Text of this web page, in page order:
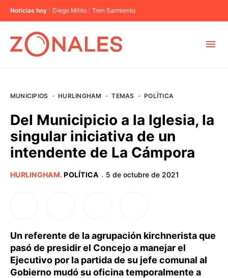
Noticias hoy Diego Milito Tren Sarmiento
BUENOS AIRES
MUNICIPIOS · HURLINGHAM · TEMAS · POLÍTICA
Del Municipicio a la Iglesia, la
singular iniciativa de un
intendente de La Cámpora
HURLINGHAM.POLÍTICA · 5 de octubre de 2021
Un referente de la agrupación kirchnerista que
pasó de presidir el Concejo a manejar el
Ejecutivo por la partida de su jefe comunal al
Gobierno mudó su oficina temporalmente a